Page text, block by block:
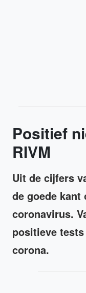
Positief
RIVM
Uit de cijfers
de goede kant
coronavirus.
positieve
corona.